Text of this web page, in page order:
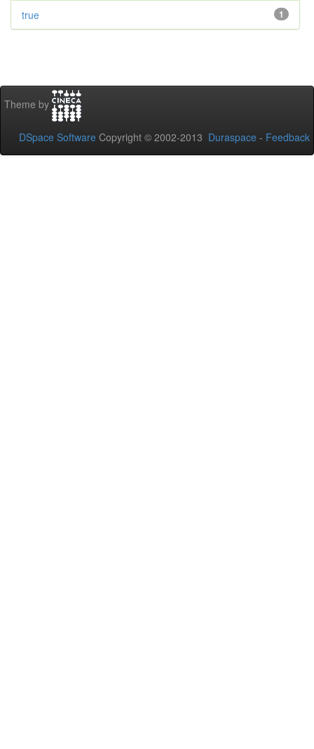
1
true
Theme by
DSpace Software Copyright © 2002-2013 Duraspace - Feedback